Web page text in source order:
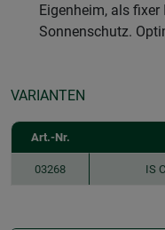
Eigenheim, als
Sonnenschutz.
VARIANTEN
Art.-Nr.
03268 IS